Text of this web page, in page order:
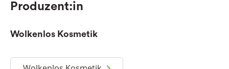
Produzent:in
Wolkenlos Kosmetik